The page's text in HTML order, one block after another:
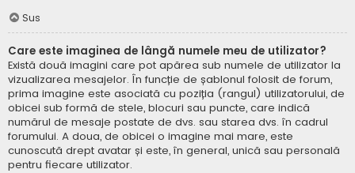
Sus
Care este imaginea de lângă numele meu de utilizator?
Există două imagini care pot apărea sub numele de utilizator la
vizualizarea mesajelor. În funcție de șablonul folosit de forum,
prima imagine este asociată cu poziția (rangul) utilizatorului, de
obicei sub formă de stele, blocuri sau puncte, care indică
numărul de mesaje postate de dvs. sau starea dvs. în cadrul
forumului. A doua, de obicei o imagine mai mare, este
cunoscută drept avatar și este, în general, unică sau personală
pentru fiecare utilizator.